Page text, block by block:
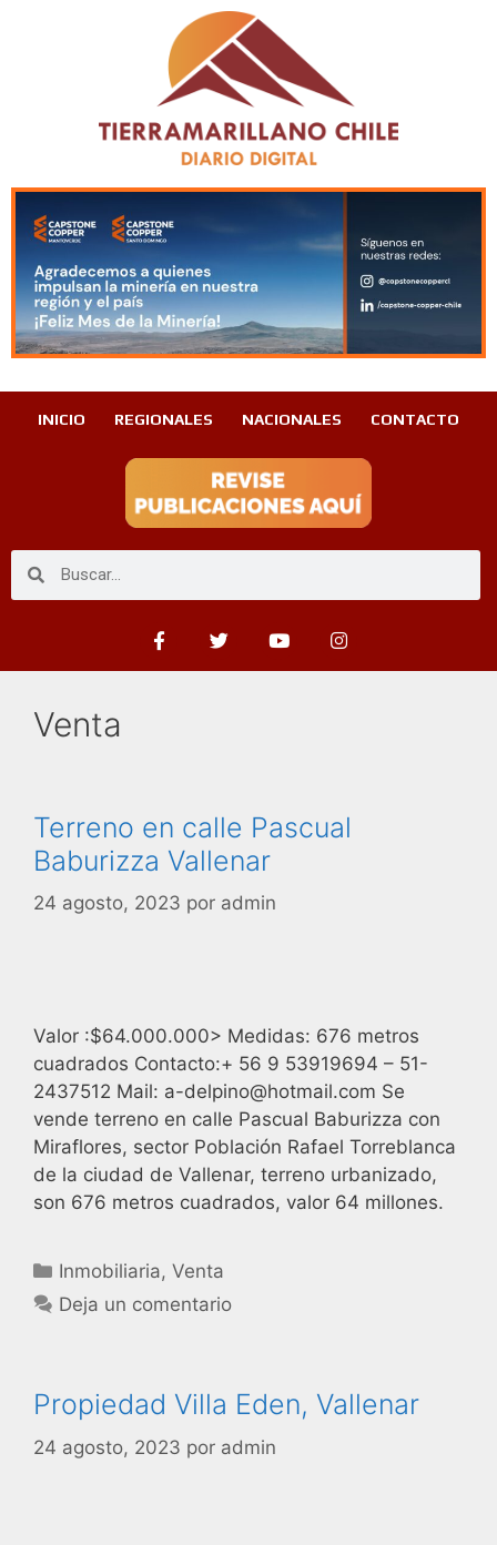
INICIO REGIONALES NACIONALES CONTACTO
Venta
Terreno en calle Pascual
Baburizza Vallenar
24 agosto, 2023 por admin
Valor :$64.000.000> Medidas: 676 metros
cuadrados Contacto:+ 56 9 53919694 – 51-
2437512 Mail: a-delpino@hotmail.com Se
vende terreno en calle Pascual Baburizza con
Miraflores, sector Población Rafael Torreblanca
de la ciudad de Vallenar, terreno urbanizado,
son 676 metros cuadrados, valor 64 millones.
Inmobiliaria,Venta
Deja un comentario
Propiedad Villa Eden, Vallenar
24 agosto, 2023 por admin